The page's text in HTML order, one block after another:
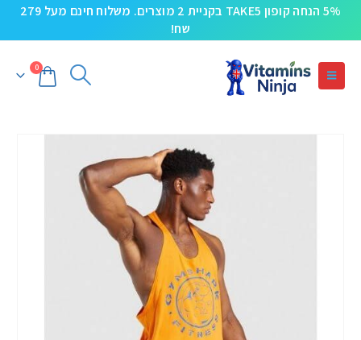
5% הנחה קופון TAKE5 בקניית 2 מוצרים. משלוח חינם מעל 279
שח!
0